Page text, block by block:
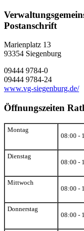
Postanschrift
Marienplatz 13
93354 Siegenburg
09444 9784-0
09444 9784-24
www.vg-siegenburg.de/
Öffnungszeiten
Montag
08:00 -
Dienstag
08:00 -
Mittwoch
08:00 -
Donnerstag
08:00 -